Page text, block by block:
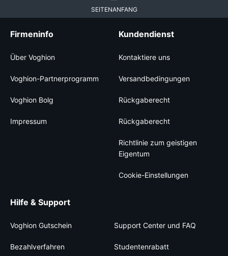
SEITENANFANG
Firmeninfo
Über Voghion
Voghion-Partnerprogramm
Voghion Bolg
Impressum
Kundendienst
Kontaktiere uns
Versandbedingungen
Rückgaberecht
Rückgaberecht
Richtlinie zum geistigen
Eigentum
Cookie-Einstellungen
Hilfe & Support
Voghion Gutschein Support Center und FAQ
Bezahlverfahren Studentenrabatt